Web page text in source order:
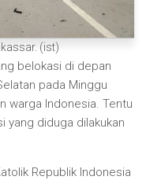
(ist)
belokasi di depan
pada Minggu
warga Indonesia. Tentu
yang diduga dilakukan
Republik Indonesia